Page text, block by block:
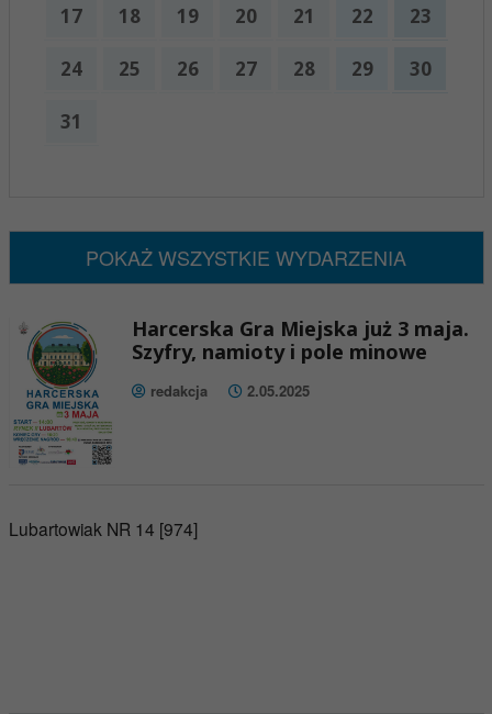
17 18 19 20 21 22 23
24 25 26 27 28 29 30
31
POKAŻ WSZYSTKIE WYDARZENIA
Harcerska Gra Miejska już 3 maja.
Szyfry, namioty i pole minowe
redakcja 2.05.2025
Lubartowiak NR 14 [974]